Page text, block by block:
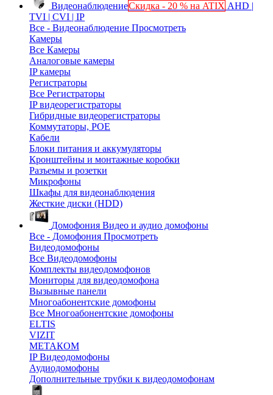
ВидеонаблюдениеСкидка - 20 % на ATIX AHD |
TVI | CVI | IP
Все - Видеонаблюдение Просмотреть
Камеры
Все Камеры
Аналоговые камеры
IP камеры
Регистраторы
Все Регистраторы
IP видеорегистраторы
Гибридные видеорегистраторы
Коммутаторы, POE
Кабели
Блоки питания и аккумуляторы
Кронштейны и монтажные коробки
Разъемы и розетки
Микрофоны
Шкафы для видеонаблюдения
Жесткие диски (HDD)
Домофония Видео и аудио домофоны
Все - Домофония Просмотреть
Видеодомофоны
Все Видеодомофоны
Комплекты видеодомофонов
Мониторы для видеодомофона
Вызывные панели
Многоабонентские домофоны
Все Многоабонентские домофоны
ELTIS
VIZIT
МЕТАКОМ
IP Видеодомофоны
Аудиодомофоны
Дополнительные трубки к видеодомофонам